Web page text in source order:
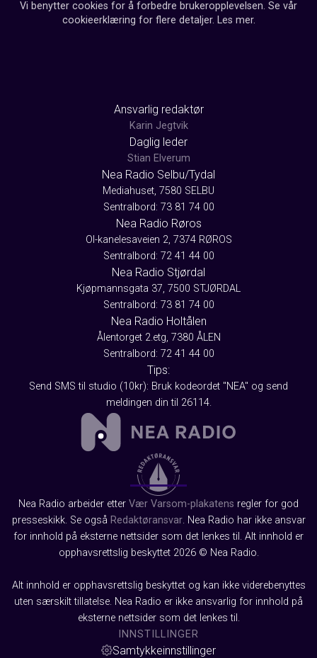
Vi benytter cookies for å forbedre brukeropplevelsen. Se vår
cookieerklæring for flere detaljer. Les mer.
Ansvarlig redaktør
Karin Jegtvik
Daglig leder
Stian Elverum
Nea Radio Selbu/Tydal
Mediahuset, 7580 SELBU
Sentralbord: 73 81 74 00
Nea Radio Røros
Ol-kanelesaveien 2, 7374 RØROS
Sentralbord: 72 41 44 00
Nea Radio Stjørdal
Kjøpmannsgata 37, 7500 STJØRDAL
Sentralbord: 73 81 74 00
Nea Radio Holtålen
Ålentorget 2.etg, 7380 ÅLEN
Sentralbord: 72 41 44 00
Tips:
Send SMS til studio (10kr): Bruk kodeordet "NEA" og send
meldingen din til 26114.
Nea Radio arbeider etter Vær Varsom-plakatens regler for god
presseskikk. Se også Redaktøransvar. Nea Radio har ikke ansvar
for innhold på eksterne nettsider som det lenkes til. Alt innhold er
opphavsrettslig beskyttet 2026 © Nea Radio.
Alt innhold er opphavsrettslig beskyttet og kan ikke viderebenyttes
uten særskilt tillatelse. Nea Radio er ikke ansvarlig for innhold på
eksterne nettsider som det lenkes til.
INNSTILLINGER
Samtykkeinnstillinger